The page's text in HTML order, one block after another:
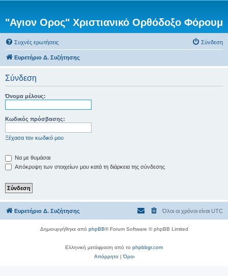
"Αγιον Ορος" Χριστιανικό Ορθόδοξο Φόρουμ
Συχνές ερωτήσεις Σύνδεση
Ευρετήριο Δ. Συζήτησης
Σύνδεση
Όνομα μέλους:
Κωδικός πρόσβασης:
Ξέχασα τον κωδικό μου
Να με θυμάσαι
Απόκρυψη των στοιχείων μου κατά τη διάρκεια της σύνδεσης
Ευρετήριο Δ. Συζήτησης Όλοι οι χρόνοι είναι UTC
Δημιουργήθηκε από phpBB® Forum Software © phpBB Limited
Ελληνική μετάφραση από το phpbbgr.com
Απόρρητο|Όροι